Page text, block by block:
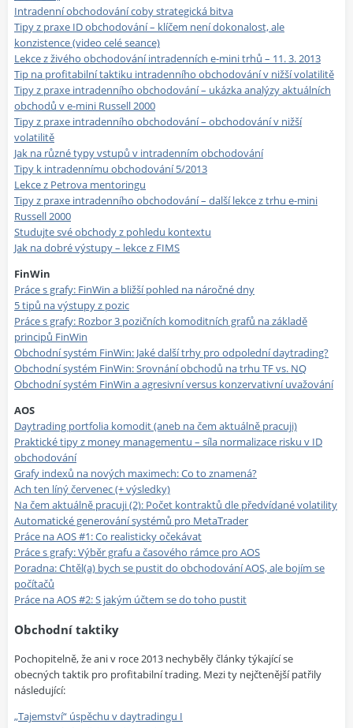
Intradenní obchodování coby strategická bitva
Tipy z praxe ID obchodování – klíčem není dokonalost, ale
konzistence (video celé seance)
Lekce z živého obchodování intradenních e-mini trhů – 11. 3. 2013
Tip na profitabilní taktiku intradenního obchodování v nižší volatilitě
Tipy z praxe intradenního obchodování – ukázka analýzy aktuálních
obchodů v e-mini Russell 2000
Tipy z praxe intradenního obchodování – obchodování v nižší
volatilitě
Jak na různé typy vstupů v intradenním obchodování
Tipy k intradennímu obchodování 5/2013
Lekce z Petrova mentoringu
Tipy z praxe intradenního obchodování – další lekce z trhu e-mini
Russell 2000
Studujte své obchody z pohledu kontextu
Jak na dobré výstupy – lekce z FIMS
FinWin
Práce s grafy: FinWin a bližší pohled na náročné dny
5 tipů na výstupy z pozic
Práce s grafy: Rozbor 3 pozičních komoditních grafů na základě
principů FinWin
Obchodní systém FinWin: Jaké další trhy pro odpolední daytrading?
Obchodní systém FinWin: Srovnání obchodů na trhu TF vs. NQ
Obchodní systém FinWin a agresivní versus konzervativní uvažování
AOS
Daytrading portfolia komodit (aneb na čem aktuálně pracuji)
Praktické tipy z money managementu – síla normalizace risku v ID
obchodování
Grafy indexů na nových maximech: Co to znamená?
Ach ten líný červenec (+ výsledky)
Na čem aktuálně pracuji (2): Počet kontraktů dle předvídané volatility
Automatické generování systémů pro MetaTrader
Práce na AOS #1: Co realisticky očekávat
Práce s grafy: Výběr grafu a časového rámce pro AOS
Poradna: Chtěl(a) bych se pustit do obchodování AOS, ale bojím se
počítačů
Práce na AOS #2: S jakým účtem se do toho pustit
Obchodní taktiky
Pochopitelně, že ani v roce 2013 nechyběly články týkající se
obecných taktik pro profitabilní trading. Mezi ty nejčtenější patřily
následující:
„Tajemství“ úspěchu v daytradingu I